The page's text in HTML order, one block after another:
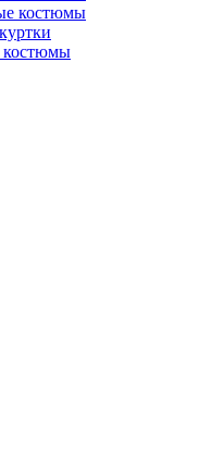
костюмы